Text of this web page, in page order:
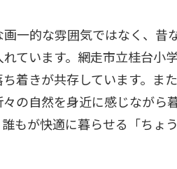
一的な雰囲気ではなく、昔
ています。網走市立桂台小
着きが共存しています。ま
の自然を身近に感じながら
もが快適に暮らせる「ちょ